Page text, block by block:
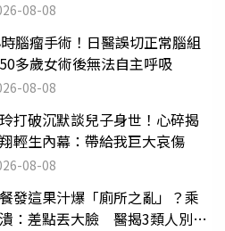
08-08
腦瘤手術！日醫誤切正常腦組
多歲女術後無法自主呼吸
08-08
打破沉默談兒子身世！心碎揭
輕生內幕：帶給我巨大哀傷
08-08
發這果汁爆「廁所之亂」？乘
：差點丟大臉 醫揭3類人別亂